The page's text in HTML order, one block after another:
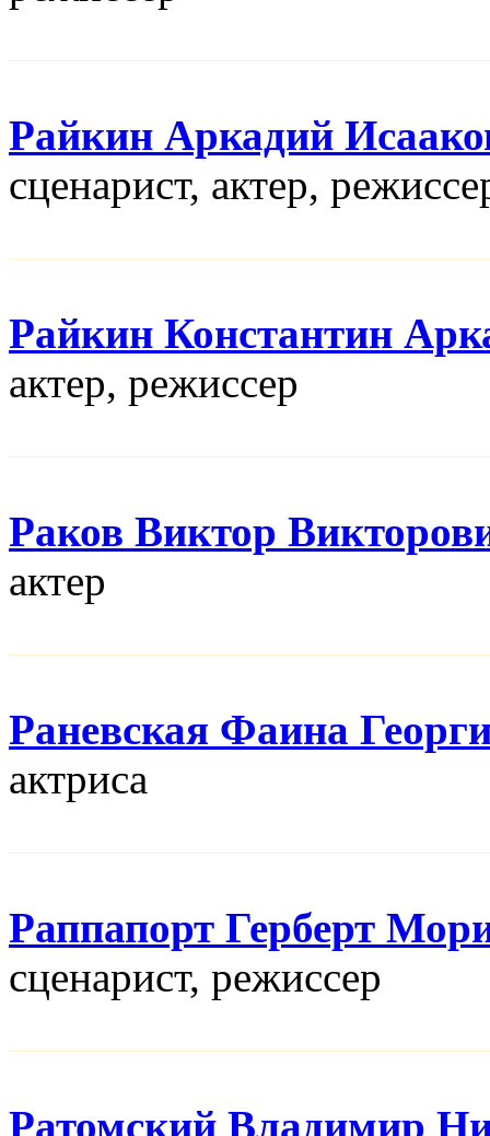
Райкин Аркадий
сценарист, актер,
Райкин Константин
актер, режисcер
Раков Виктор
актер
Раневская Фаина
актриса
Раппапорт Герберт
сценарист, режисcер
Ратомский Владимир